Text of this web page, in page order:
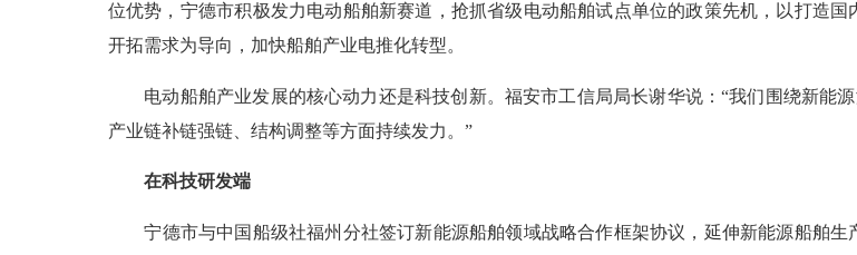
位优势， 宁德市积极发力电动船舶新赛道，抢抓省级电动船舶试点单位的政策先机，以打造
开拓需求为导向，加快船舶产业电推化转型。
电动船舶产业发展的核心动力还是科技创新。福安市工信局局长谢华说：“我们围绕新能源
产业链补链强链、结构调整等方面持续发力。”
在科技研发端
宁德市与中国船级社福州分社签订新能源船舶领域战略合作框架协议，延伸新能源船舶